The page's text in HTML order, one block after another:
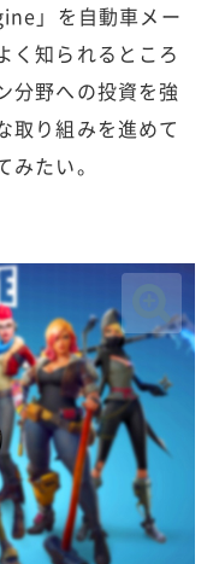
」を自動車メー
く知られるところ
分野への投資を強
取り組みを進めて
たい。